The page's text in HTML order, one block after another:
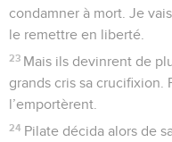
condamner à mort. Je
le remettre en liberté.
23 Mais ils devinrent de
grands cris sa crucifixion.
l’emportèrent.
24 Pilate décida alors de